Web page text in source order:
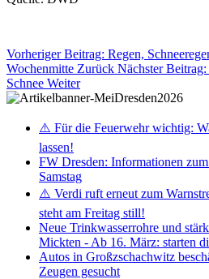
Vorheriger Beitrag: Regen,
Wochenmitte Zurück Nächster
Schnee Weiter
⚠️ Für die Feuerwehr wichtig:
lassen!
FW Dresden: Informationen
Samstag
⚠️ Verdi ruft erneut zum
steht am Freitag still!
Neue Trinkwasserrohre und
Mickten - Ab 16. März: starten
Autos in Großzschachwitz
Zeugen gesucht